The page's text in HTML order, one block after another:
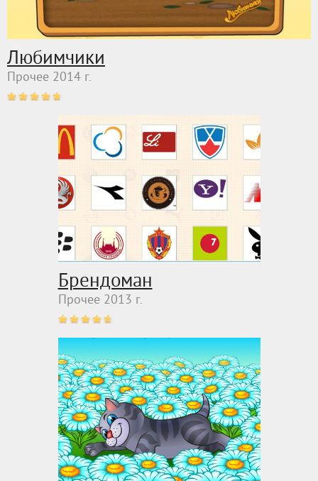
Любимчики
Прочее 2014 г.
Брендоман
Прочее 2013 г.